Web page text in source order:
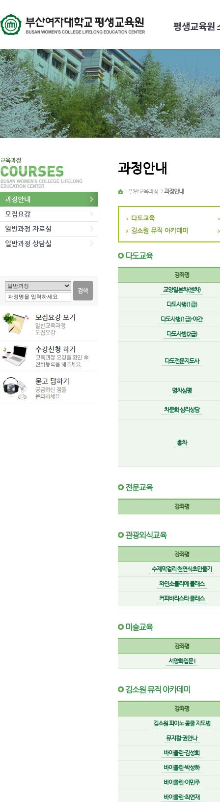
평생교육원
과정안내
모집요강
일반과정 자료실
일반과정 상담실
과정안내
일반교육과정 과정안내
다도교육
김소원 뮤직 아카데미
다도교육
강좌명
교양일본차(센차)
다도사범(1급)
다도사범(1급)-야간
다도사범(2급)
다도전문지도사
명차심평
차문화 심리상담
홍차
전문교육
강좌명
관광외식교육
강좌명
수제막걸리·천연식초만들기
와인소믈리에 클래스
커피바리스타 클래스
미술교육
강좌명
서양화입문 I
김소원 뮤직 아카데미
강좌명
김소원 피아노 콩쿨 지도법
뮤지컬-권안나
바이올린-김성희
바이올린-박성하
바이올린-이민주
바이올린-최연재